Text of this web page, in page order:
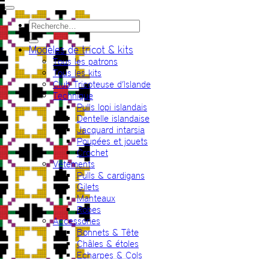
Recherche
pour :
Modèles de tricot & kits
Tous les patrons
Tous les kits
Club Tricoteuse d’Islande
Technique
Pulls lopi islandais
Dentelle islandaise
Jacquard intarsia
Poupées et jouets
Crochet
Vêtements
Pulls & cardigans
Gilets
Manteaux
Robes
Accessories
Bonnets & Tête
Châles & étoles
Echarpes & Cols